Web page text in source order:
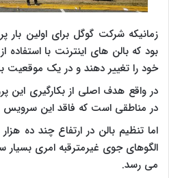
بود که بالن های اینترنت با استفاده
خود را تغییر دهند و در یک موقعیت
در واقع هدف اصلی از بکارگیری این
در مناطقی است که فاقد این
اما تنظیم بالن در ارتفاع چند ده
الگوهای جوی غیرمترقبه امری
می رسد.